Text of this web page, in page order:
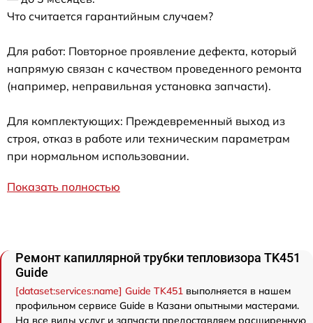
Что считается гарантийным случаем?
Для работ: Повторное проявление дефекта, который
напрямую связан с качеством проведенного ремонта
(например, неправильная установка запчасти).
Для комплектующих: Преждевременный выход из
строя, отказ в работе или техническим параметрам
при нормальном использовании.
Показать полностью
Ремонт капиллярной трубки тепловизора TK451
Guide
[dataset:services:name] Guide TK451 выполняется в нашем
профильном сервисе Guide в Казани опытными мастерами.
На все виды услуг и запчасти предоставляем расширенную